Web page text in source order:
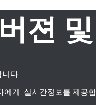
젼
니다.
에게 실시간정보를 제공